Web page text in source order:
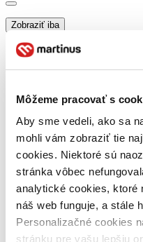
Môžeme pracovať s
Aby sme vedeli, ako sa
mohli vám zobraziť tie
cookies. Niektoré sú
stránka vôbec
analytické cookies,
náš web funguje, a stále
Personalizačné cookies
stránku pre vašu lepšiu
Zobraziť iba
zľavnené tituly (0
na centrálnom sklade
predpredaj (0 titulov)
pripravujeme (0
dostupná (bez
vypredaných)
Nové / čítané
nová (0 titulov)nová
čítaná (0 titulov)
čítaná - výborný
čítaná - mierne